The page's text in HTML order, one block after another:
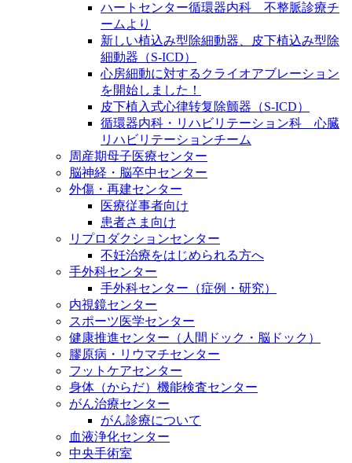
ハートセンター循環器内科 不整脈診療チ
ームより
新しい植込み型除細動器、皮下植込み型除
細動器（S-ICD）
心房細動に対するクライオアブレーション
を開始しました！
皮下植入式心律转复除颤器（S-ICD）
循環器内科・リハビリテーション科 心臓
リハビリテーションチーム
周産期母子医療センター
脳神経・脳卒中センター
外傷・再建センター
医療従事者向け
患者さま向け
リプロダクションセンター
不妊治療をはじめられる方へ
手外科センター
手外科センター（症例・研究）
内視鏡センター
スポーツ医学センター
健康推進センター（人間ドック・脳ドック）
膠原病・リウマチセンター
フットケアセンター
身体（からだ）機能検査センター
がん治療センター
がん診療について
血液浄化センター
中央手術室